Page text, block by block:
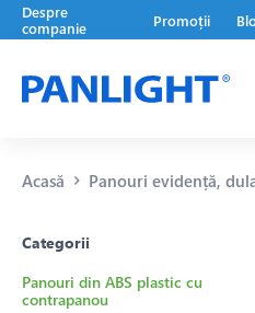
Despre
companie
Promoții
Acasă Panouri evidență,
Categorii
Panouri din ABS plastic cu
contrapanou